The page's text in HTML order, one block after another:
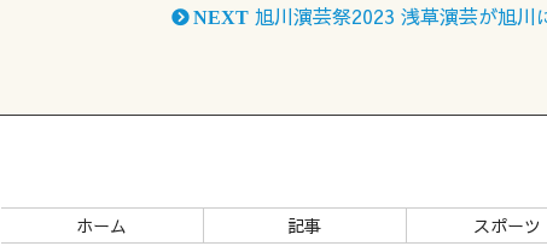
NEXT 旭川演芸祭2023 浅草演芸が旭川
ホーム 記事 スポーツ